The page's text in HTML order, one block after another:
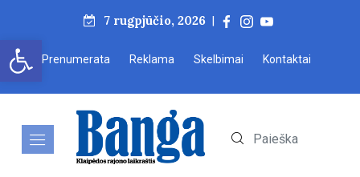
Open toolbar
7 rugpjūčio, 2026 |
Prenumerata Reklama Skelbimai Kontaktai